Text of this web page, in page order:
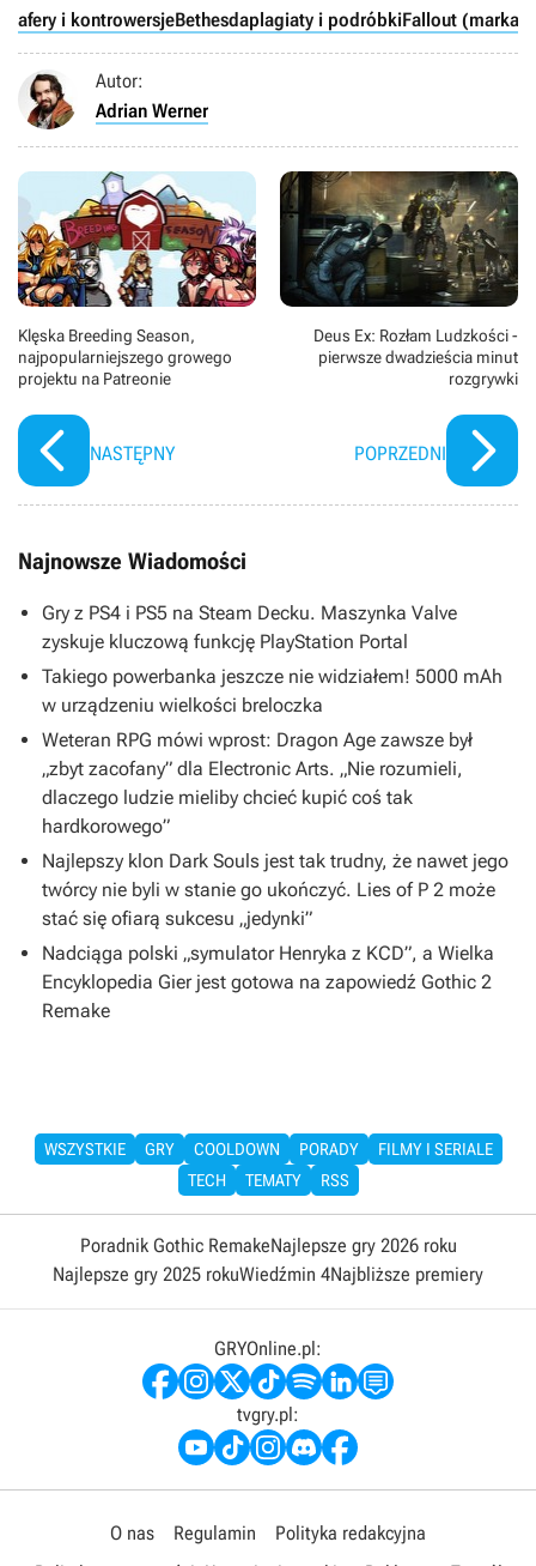
afery i kontrowersjeBethesdaplagiaty i podróbkiFallout (marka)
Autor:
Adrian Werner
Klęska Breeding Season,
najpopularniejszego growego
projektu na Patreonie
NASTĘPNY
Deus Ex: Rozłam Ludzkości -
pierwsze dwadzieścia minut
rozgrywki
POPRZEDNI
Najnowsze Wiadomości
Gry z PS4 i PS5 na Steam Decku. Maszynka Valve
zyskuje kluczową funkcję PlayStation Portal
Takiego powerbanka jeszcze nie widziałem! 5000 mAh
w urządzeniu wielkości breloczka
Weteran RPG mówi wprost: Dragon Age zawsze był
„zbyt zacofany” dla Electronic Arts. „Nie rozumieli,
dlaczego ludzie mieliby chcieć kupić coś tak
hardkorowego”
Najlepszy klon Dark Souls jest tak trudny, że nawet jego
twórcy nie byli w stanie go ukończyć. Lies of P 2 może
stać się ofiarą sukcesu „jedynki”
Nadciąga polski „symulator Henryka z KCD”, a Wielka
Encyklopedia Gier jest gotowa na zapowiedź Gothic 2
Remake
WSZYSTKIE GRY COOLDOWN PORADY
FILMY I SERIALE
TECH
TEMATY RSS
Poradnik Gothic RemakeNajlepsze gry 2026 roku
Najlepsze gry 2025 rokuWiedźmin 4Najbliższe premiery
GRYOnline.pl:
tvgry.pl:
O nas Regulamin
Polityka redakcyjna